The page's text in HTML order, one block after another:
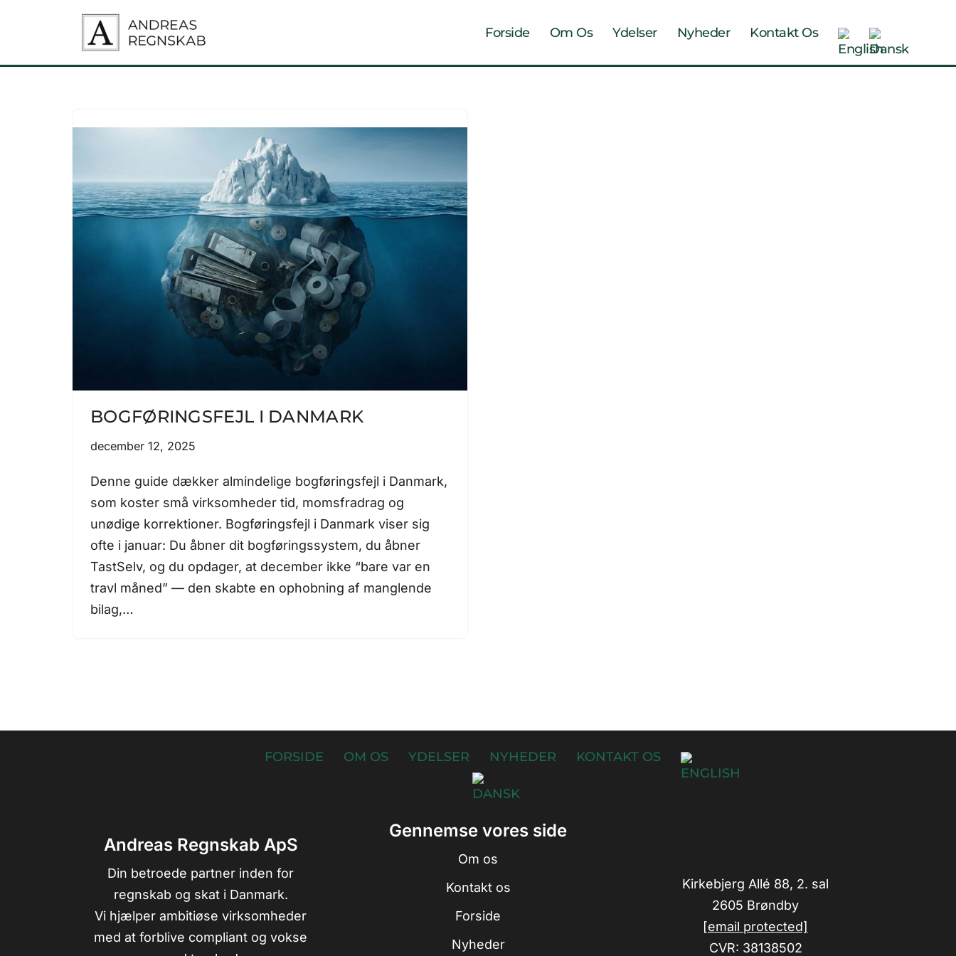
til
Forside Om Os Ydelser Nyheder Kontakt Os
BOGFØRINGSFEJL I DANMARK
december 12, 2025
Denne guide dækker almindelige bogføringsfejl i Danmark,
som koster små virksomheder tid, momsfradrag og
unødige korrektioner. Bogføringsfejl i Danmark viser sig
ofte i januar: Du åbner dit bogføringssystem, du åbner
TastSelv, og du opdager, at december ikke “bare var en
travl måned” — den skabte en ophobning af manglende
bilag,…
FORSIDE OM OS YDELSER NYHEDER KONTAKT OS
Andreas Regnskab ApS
Din betroede partner inden for
regnskab og skat i Danmark.
Vi hjælper ambitiøse virksomheder
med at forblive compliant og vokse
Gennemse vores side
Om os
Kontakt os
Forside
Nyheder
Kirkebjerg Allé 88, 2. sal
2605 Brøndby
[email protected]
CVR: 38138502